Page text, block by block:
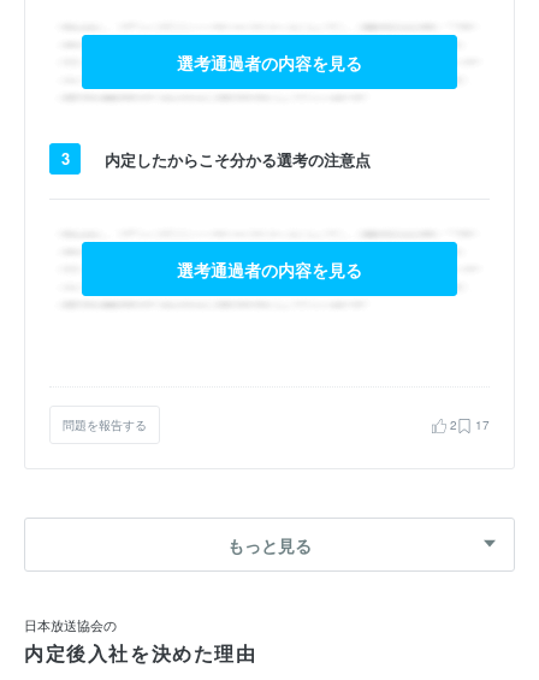
選考通過者の内容を見る
3 内定したからこそ分かる選考の注意点
選考通過者の内容を見る
問題を報告する 2 17
もっと見る
日本放送協会の
内定後入社を決めた理由